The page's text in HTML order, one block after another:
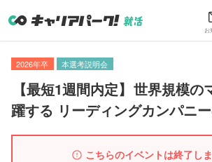
お
2026年卒 本選考説明会
【最短1週間内定】 世界規模の
躍する リーディングカンパニ
こちらのイベントは終了しま